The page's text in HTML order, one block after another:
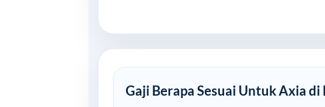
Gaji Berapa Sesuai Untuk Axia di